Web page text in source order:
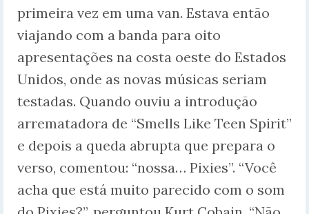
primeira vez em uma van. Estava então
viajando com a banda para oito
apresentações na costa oeste do Estados
Unidos, onde as novas músicas seriam
testadas. Quando ouviu a introdução
arrematadora de “Smells Like Teen Spirit”
e depois a queda abrupta que prepara o
verso, comentou: “nossa… Pixies”. “Você
acha que está muito parecido com o som